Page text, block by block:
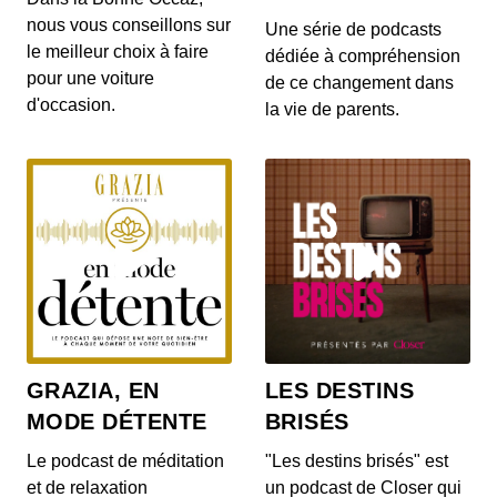
signature électronique, Yousign a entamé sa
diver...
Après les télécoms, Iliad (Free) casse
les prix sur le marché du paiement avec
00:08:37 - IL Y A 3 ANS
Stancer, sa filiale dédiée au paiement B2B. Le...
Comment VMware s’est réinventé
autour du cloud hybride
00:10:11 - IL Y A 3 ANS
Racheté cette année par Broadcom, VMware a
bâti sa réputation avec ses logiciels de
virtualisatio...
Qwant, l'alternative française à Google,
00:13:43 - IL Y A 3 ANS
Présenté comme le rival européen de Google à
trajectoi...
nous vous conseillons sur
le meilleur choix à faire
pour une voiture
d'occasion.
Une série de podcasts
dédiée à compréhension
de ce changement dans
la vie de parents.
GRAZIA, EN
MODE DÉTENTE
Le podcast de méditation
et de relaxation
LES DESTINS
BRISÉS
"Les destins brisés" est
un podcast de Closer qui